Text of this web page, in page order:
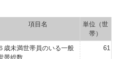
項目名
単位（世
帯）
歳未満世帯員のいる一般
帯総数
61